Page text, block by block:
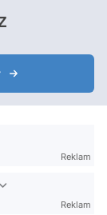
Reklam
Reklam